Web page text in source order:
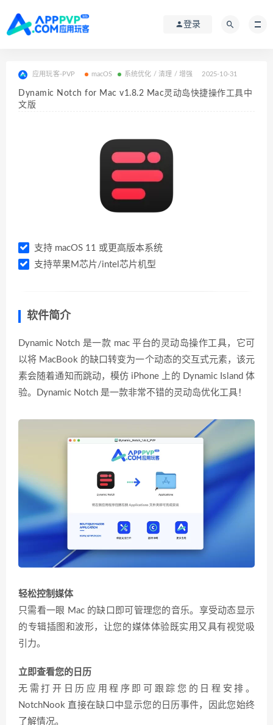
登录
应用玩客-PVP macOS 系统优化 / 清理 / 增强 2025-10-31
Dynamic Notch for Mac v1.8.2 Mac灵动岛快捷操作工具中
文版
支持 macOS 11 或更高版本系统
支持苹果M芯片/intel芯片机型
软件简介
Dynamic Notch 是一款 mac 平台的灵动岛操作工具，它可
以将 MacBook 的缺口转变为一个动态的交互式元素，该元
素会随着通知而跳动，模仿 iPhone 上的 Dynamic Island 体
验。Dynamic Notch 是一款非常不错的灵动岛优化工具！
轻松控制媒体
只需看一眼 Mac 的缺口即可管理您的音乐。享受动态显示
的专辑插图和波形，让您的媒体体验既实用又具有视觉吸
引力。
立即查看您的日历
无需打开日历应用程序即可跟踪您的日程安排。
NotchNook 直接在缺口中显示您的日历事件，因此您始终
了解情况。